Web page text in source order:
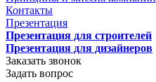
Контакты
Презентация
Презентация для строителей
Презентация для дизайнеров
Заказать звонок
Задать вопрос